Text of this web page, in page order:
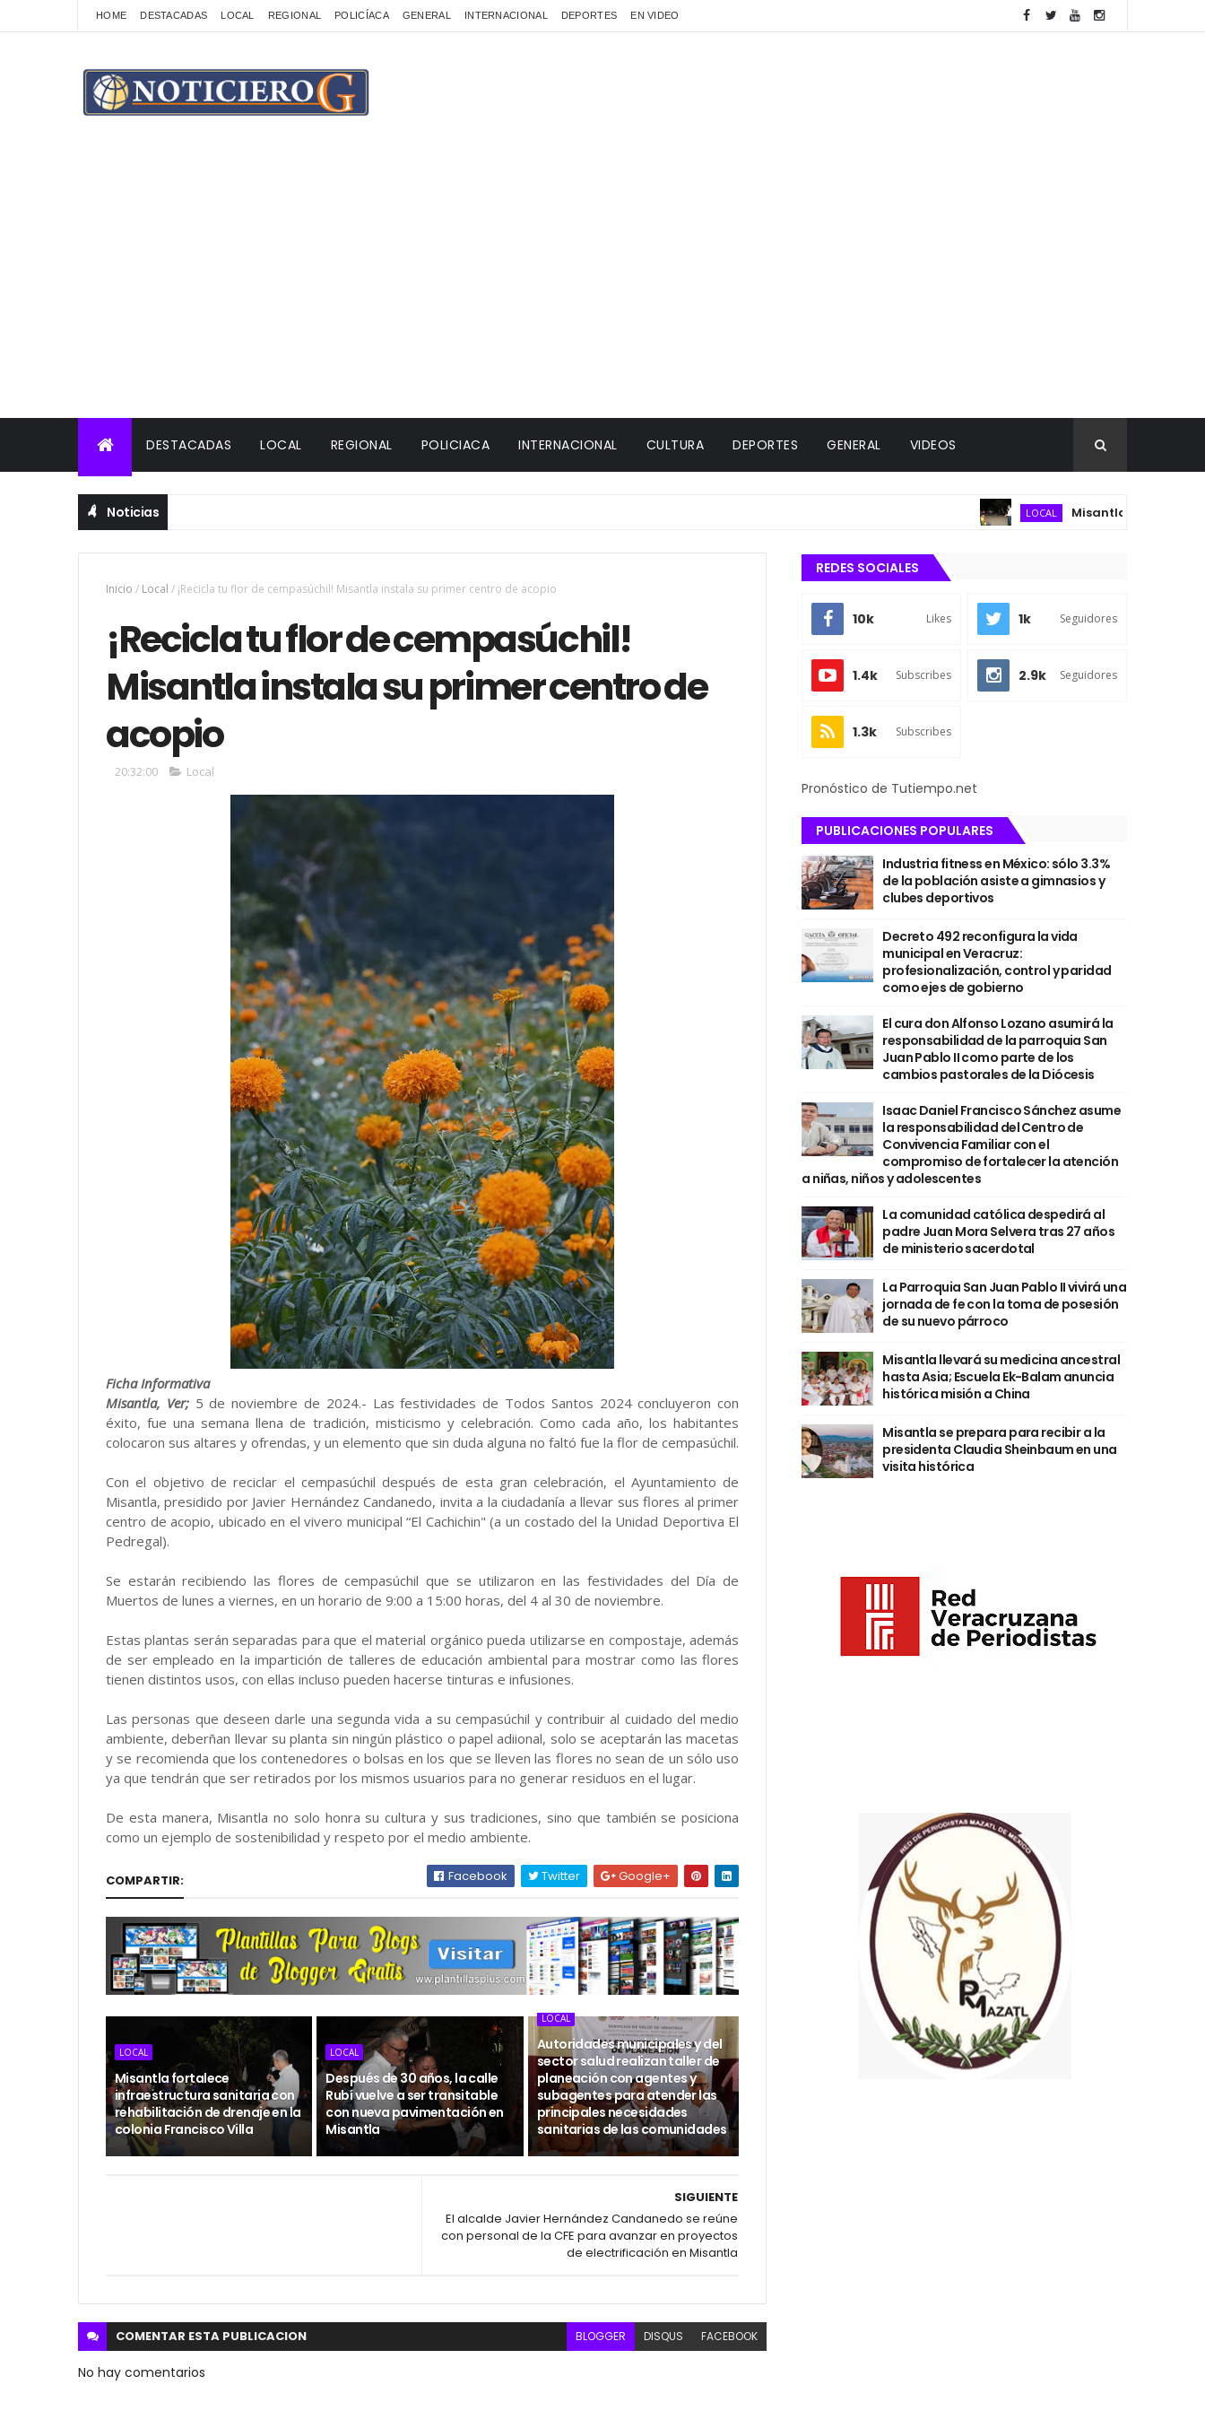
HOME DESTACADAS LOCAL REGIONAL POLICÍACA GENERAL INTERNACIONAL DEPORTES EN VIDEO
DESTACADAS LOCAL REGIONAL POLICIACA INTERNACIONAL CULTURA DEPORTES GENERAL VIDEOS
Noticias LOCAL Misantla fortalece
Inicio / Local / ¡Recicla tu flor de cempasúchil! Misantla instala su primer centro de acopio
¡Recicla tu flor de cempasúchil!
Misantla instala su primer centro de
acopio
20:32:00 Local
Ficha Informativa
Misantla, Ver;5 de noviembre de 2024.- Las festividades de Todos Santos 2024 concluyeron con
éxito, fue una semana llena de tradición, misticismo y celebración. Como cada año, los habitantes
colocaron sus altares y ofrendas, y un elemento que sin duda alguna no faltó fue la flor de cempasúchil.
Con el objetivo de reciclar el cempasúchil después de esta gran celebración, el Ayuntamiento de
Misantla, presidido por Javier Hernández Candanedo, invita a la ciudadanía a llevar sus flores al primer
centro de acopio, ubicado en el vivero municipal “El Cachichin" (a un costado del la Unidad Deportiva El
Pedregal).
Se estarán recibiendo las flores de cempasúchil que se utilizaron en las festividades del Día de
Muertos de lunes a viernes, en un horario de 9:00 a 15:00 horas, del 4 al 30 de noviembre.
Estas plantas serán separadas para que el material orgánico pueda utilizarse en compostaje, además
de ser empleado en la impartición de talleres de educación ambiental para mostrar como las flores
tienen distintos usos, con ellas incluso pueden hacerse tinturas e infusiones.
Las personas que deseen darle una segunda vida a su cempasúchil y contribuir al cuidado del medio
ambiente, deberñan llevar su planta sin ningún plástico o papel adiional, solo se aceptarán las macetas
y se recomienda que los contenedores o bolsas en los que se lleven las flores no sean de un sólo uso
ya que tendrán que ser retirados por los mismos usuarios para no generar residuos en el lugar.
De esta manera, Misantla no solo honra su cultura y sus tradiciones, sino que también se posiciona
como un ejemplo de sostenibilidad y respeto por el medio ambiente.
COMPARTIR: Facebook Twitter Google+
LOCAL
Misantla fortalece
infraestructura sanitaria con
rehabilitación de drenaje en la
colonia Francisco Villa
LOCAL
Después de 30 años, la calle
Rubí vuelve a ser transitable
con nueva pavimentación en
Misantla
LOCAL
Autoridades municipales y del
sector salud realizan taller de
planeación con agentes y
subagentes para atender las
principales necesidades
sanitarias de las comunidades
SIGUIENTE
El alcalde Javier Hernández Candanedo se reúne
con personal de la CFE para avanzar en proyectos
de electrificación en Misantla
COMENTAR ESTA PUBLICACION BLOGGER DISQUS FACEBOOK
No hay comentarios
REDES SOCIALES
10k Likes 1k Seguidores
1.4k Subscribes 2.9k Seguidores
1.3k Subscribes
Pronóstico de Tutiempo.net
PUBLICACIONES POPULARES
Industria fitness en México: sólo 3.3%
de la población asiste a gimnasios y
clubes deportivos
Decreto 492 reconfigura la vida
municipal en Veracruz:
profesionalización, control y paridad
como ejes de gobierno
El cura don Alfonso Lozano asumirá la
responsabilidad de la parroquia San
Juan Pablo II como parte de los
cambios pastorales de la Diócesis
Isaac Daniel Francisco Sánchez asume
la responsabilidad del Centro de
Convivencia Familiar con el
compromiso de fortalecer la atención
a niñas, niños y adolescentes
La comunidad católica despedirá al
padre Juan Mora Selvera tras 27 años
de ministerio sacerdotal
La Parroquia San Juan Pablo II vivirá una
jornada de fe con la toma de posesión
de su nuevo párroco
Misantla llevará su medicina ancestral
hasta Asia; Escuela Ek-Balam anuncia
histórica misión a China
Misantla se prepara para recibir a la
presidenta Claudia Sheinbaum en una
visita histórica